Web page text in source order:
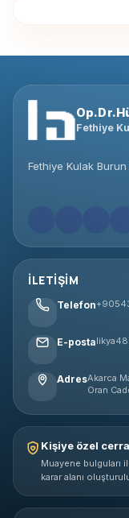
Fethiye
Fethiye Kulak
İLETIŞIM
Telefon
E-posta
AdresAkarca
Oran
Kişiye özel
Muayene bulguları
karar alanı